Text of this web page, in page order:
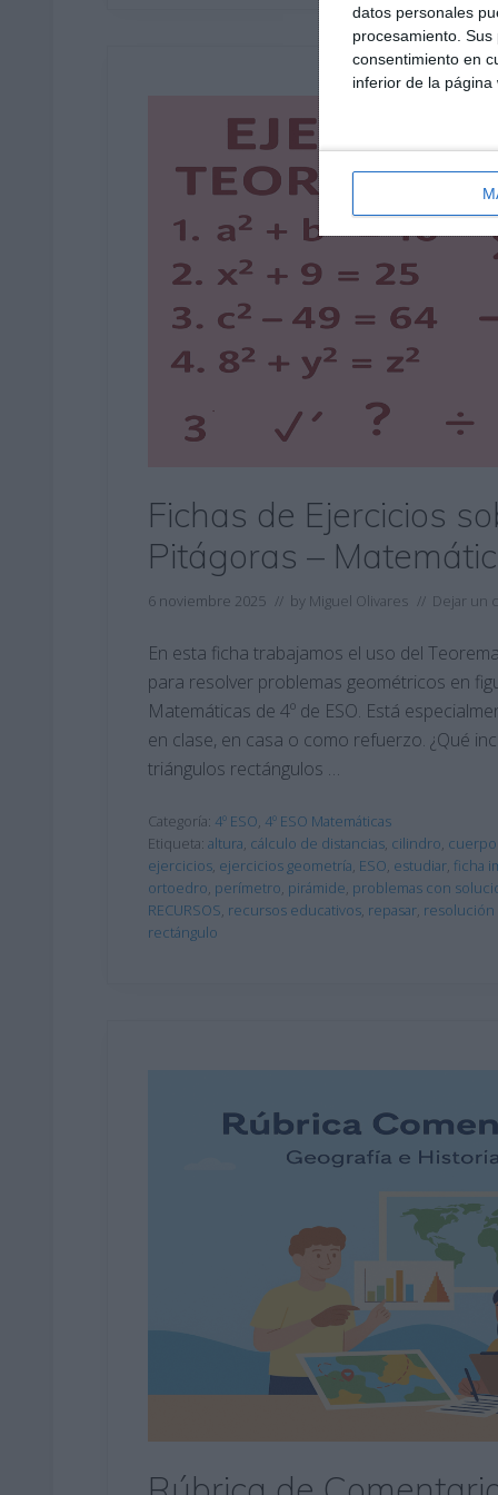
datos personales
procesamiento.
consentimiento en
inferior de la página
Fichas de Ejercicios
Pitágoras –
6 noviembre 2025 // by Miguel Olivares // Dejar un
En esta ficha trabajamos el uso del
para resolver problemas geométricos en
Matemáticas de 4º de ESO. Está
en clase, en casa o como refuerzo. ¿Qué
triángulos rectángulos …
Categoría: 4º ESO, 4º ESO Matemáticas
Etiqueta: altura, cálculo de distancias, cilindro,
ejercicios, ejercicios geometría, ESO, estudiar, ficha
ortoedro, perímetro, pirámide, problemas con
RECURSOS, recursos educativos, repasar, resolución
rectángulo